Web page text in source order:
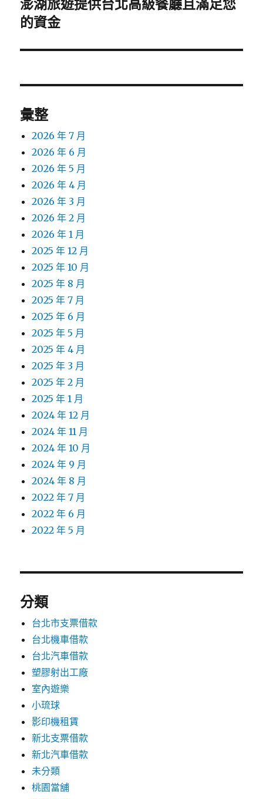
下
一
文
澎湖旅遊提供台北高級餐廳且滿足您
的資金
彙整
2026 年 7 月
2026 年 6 月
2026 年 5 月
2026 年 4 月
2026 年 3 月
2026 年 2 月
2026 年 1 月
2025 年 12 月
2025 年 10 月
2025 年 8 月
2025 年 7 月
2025 年 6 月
2025 年 5 月
2025 年 4 月
2025 年 3 月
2025 年 2 月
2025 年 1 月
2024 年 12 月
2024 年 11 月
2024 年 10 月
2024 年 9 月
2024 年 8 月
2022 年 7 月
2022 年 6 月
2022 年 5 月
分類
台北市支票借款
台北機車借款
台北汽車借款
塑膠射出工廠
室內遊樂
小琉球
影印機租賃
新北支票借款
新北汽車借款
未分類
桃園當舖